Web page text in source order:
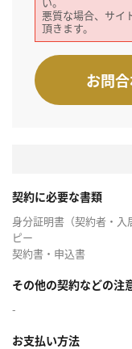
悪質な場合、サイ
頂きます。
お問
契約に必要な書類
身分証明書（契約者・入
ピー
契約書・申込書
その他の契約などの注
-
お支払い方法